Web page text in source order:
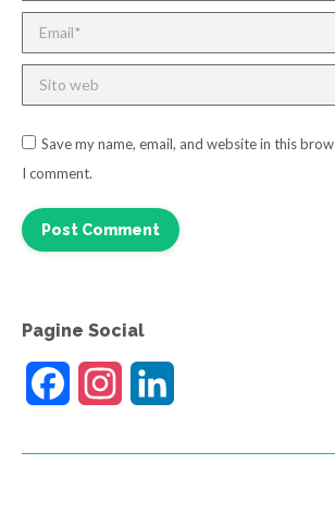
Email *
Sito web
Save my name, email, and website in this
I comment.
Post Comment
Pagine Social
FacebookInstagram